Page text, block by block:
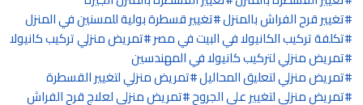
تغيير قرح الفراش بالمنزل تغيير قسطرة بولية للمسنين في المنزل
تكلفة تركيب الكانيولا في البيت في مصر تمريض منزلي تركيب كانيولا
تمريض منزلي لتركيب كانيولا في المهندسين
تمريض منزلي لتعليق المحاليل تمريض منزلي لتغيير القسطرة
تمريض منزلي لتغيير على الجروح تمريض منزلي لعلاج قرح الفراش